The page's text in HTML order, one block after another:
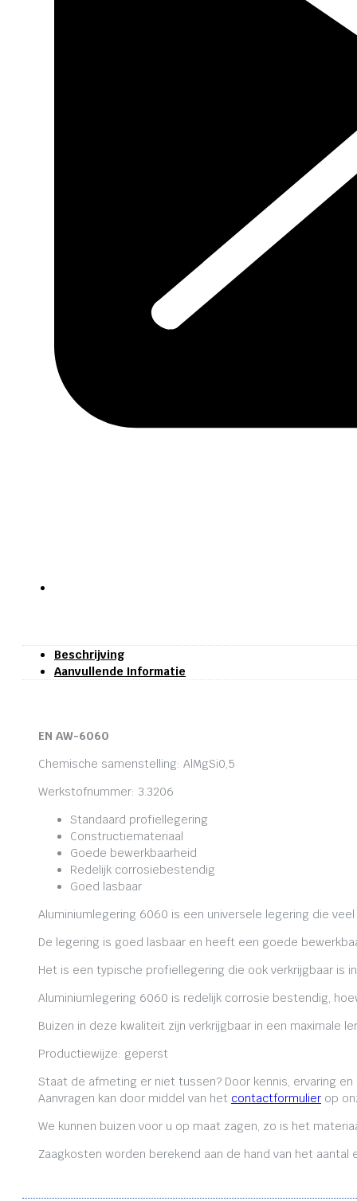
Beschrijving
Aanvullende Informatie
EN AW-6060
Chemische samenstelling: AlMgSi0,5
Werkstofnummer: 3.3206
Standaard profiellegering
Constructiemateriaal
Goede bewerkbaarheid
Redelijk corrosiebestendig
Goed lasbaar
Aluminiumlegering 6060 is een universele legering die
De legering is goed lasbaar en heeft een goede
Het is een typische profiellegering die ook verkrijgbaar is
Aluminiumlegering 6060 is redelijk corrosie bestendig,
Buizen in deze kwaliteit zijn verkrijgbaar in een maximale
Productiewijze: geperst
Staat de afmeting er niet tussen? Door kennis, ervaring
Aanvragen kan door middel van het contactformulier op
We kunnen buizen voor u op maat zagen, zo is het
Zaagkosten worden berekend aan de hand van het